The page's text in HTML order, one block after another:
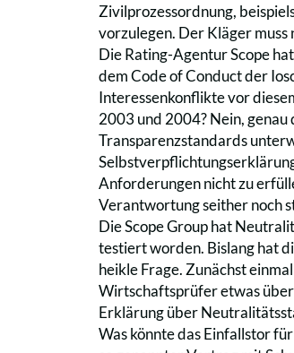
Zivilprozessordnung,
vorzulegen. Der Kläger
Die Rating-Agentur Scope
dem Code of Conduct der
Interessenkonflikte vor
2003 und 2004? Nein,
Transparenzstandards
Anforderungen nicht zu
Verantwortung seither noch
Die Scope Group hat
testiert worden. Bislang hat
heikle Frage. Zunächst
Wirtschaftsprüfer etwas
Erklärung über
Was könnte das Einfallstor